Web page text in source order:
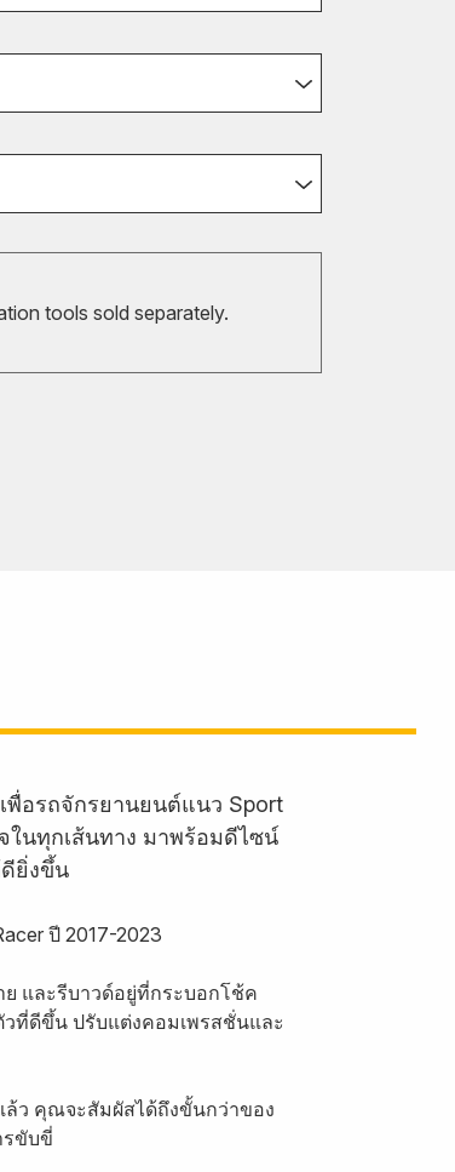
tools sold separately.
อรถจักรยานยนต์แนว Sport
นทุกเส้นทาง มาพร้อมดีไซน์
ยิ่งขึ้น
ปี 2017-2023
และรีบาวด์อยู่ที่กระบอกโช้ค
ที่ดีขึ้น ปรับแต่งคอมเพรสชั่นและ
ล้ว คุณจะสัมผัสได้ถึงขั้นกว่าของ
รขับขี่